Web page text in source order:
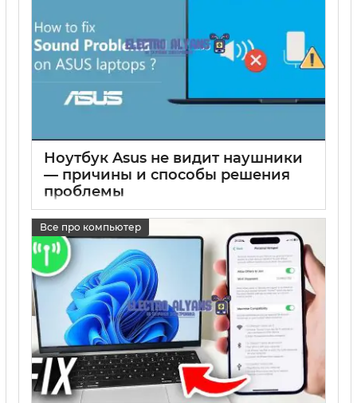
Ноутбук Asus не видит наушники
— причины и способы решения
проблемы
Все про компьютер